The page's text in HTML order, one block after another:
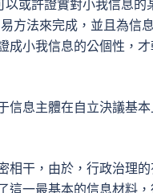
或許證實對小我信息
方法來完成，並且為信
成小我信息的公個性，
息主體在自立決議基
干，由於，行政治理
一最基本的信息材料